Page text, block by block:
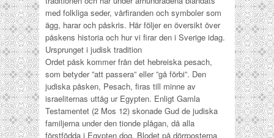
med folkliga seder, vårfiranden och symboler som
ägg, harar och påskris. Här följer en översikt över
påskens historia och hur vi firar den i Sverige idag.
Ursprunget i judisk tradition
Ordet påsk kommer från det hebreiska pesach,
som betyder ”att passera” eller ”gå förbi”. Den
judiska påsken, Pesach, firas till minne av
israeliternas uttåg ur Egypten. Enligt Gamla
Testamentet (2 Mos 12) skonade Gud de judiska
familjerna under den tionde plågan, då alla
förstfödda i Egypten dog. Blodet på dörrposterna